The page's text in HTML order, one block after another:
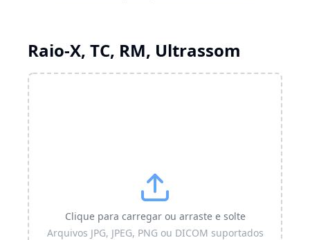
Raio-X, TC, RM, Ultrassom
Clique para carregar ou arraste e solte
Arquivos JPG, JPEG, PNG ou DICOM suportados